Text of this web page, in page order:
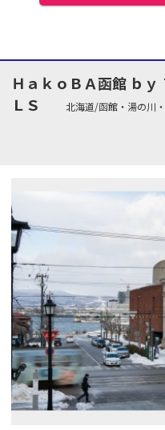
ＨａｋｏＢＡ函館 ｂ
ＬＳ
北海道/函館・湯の川